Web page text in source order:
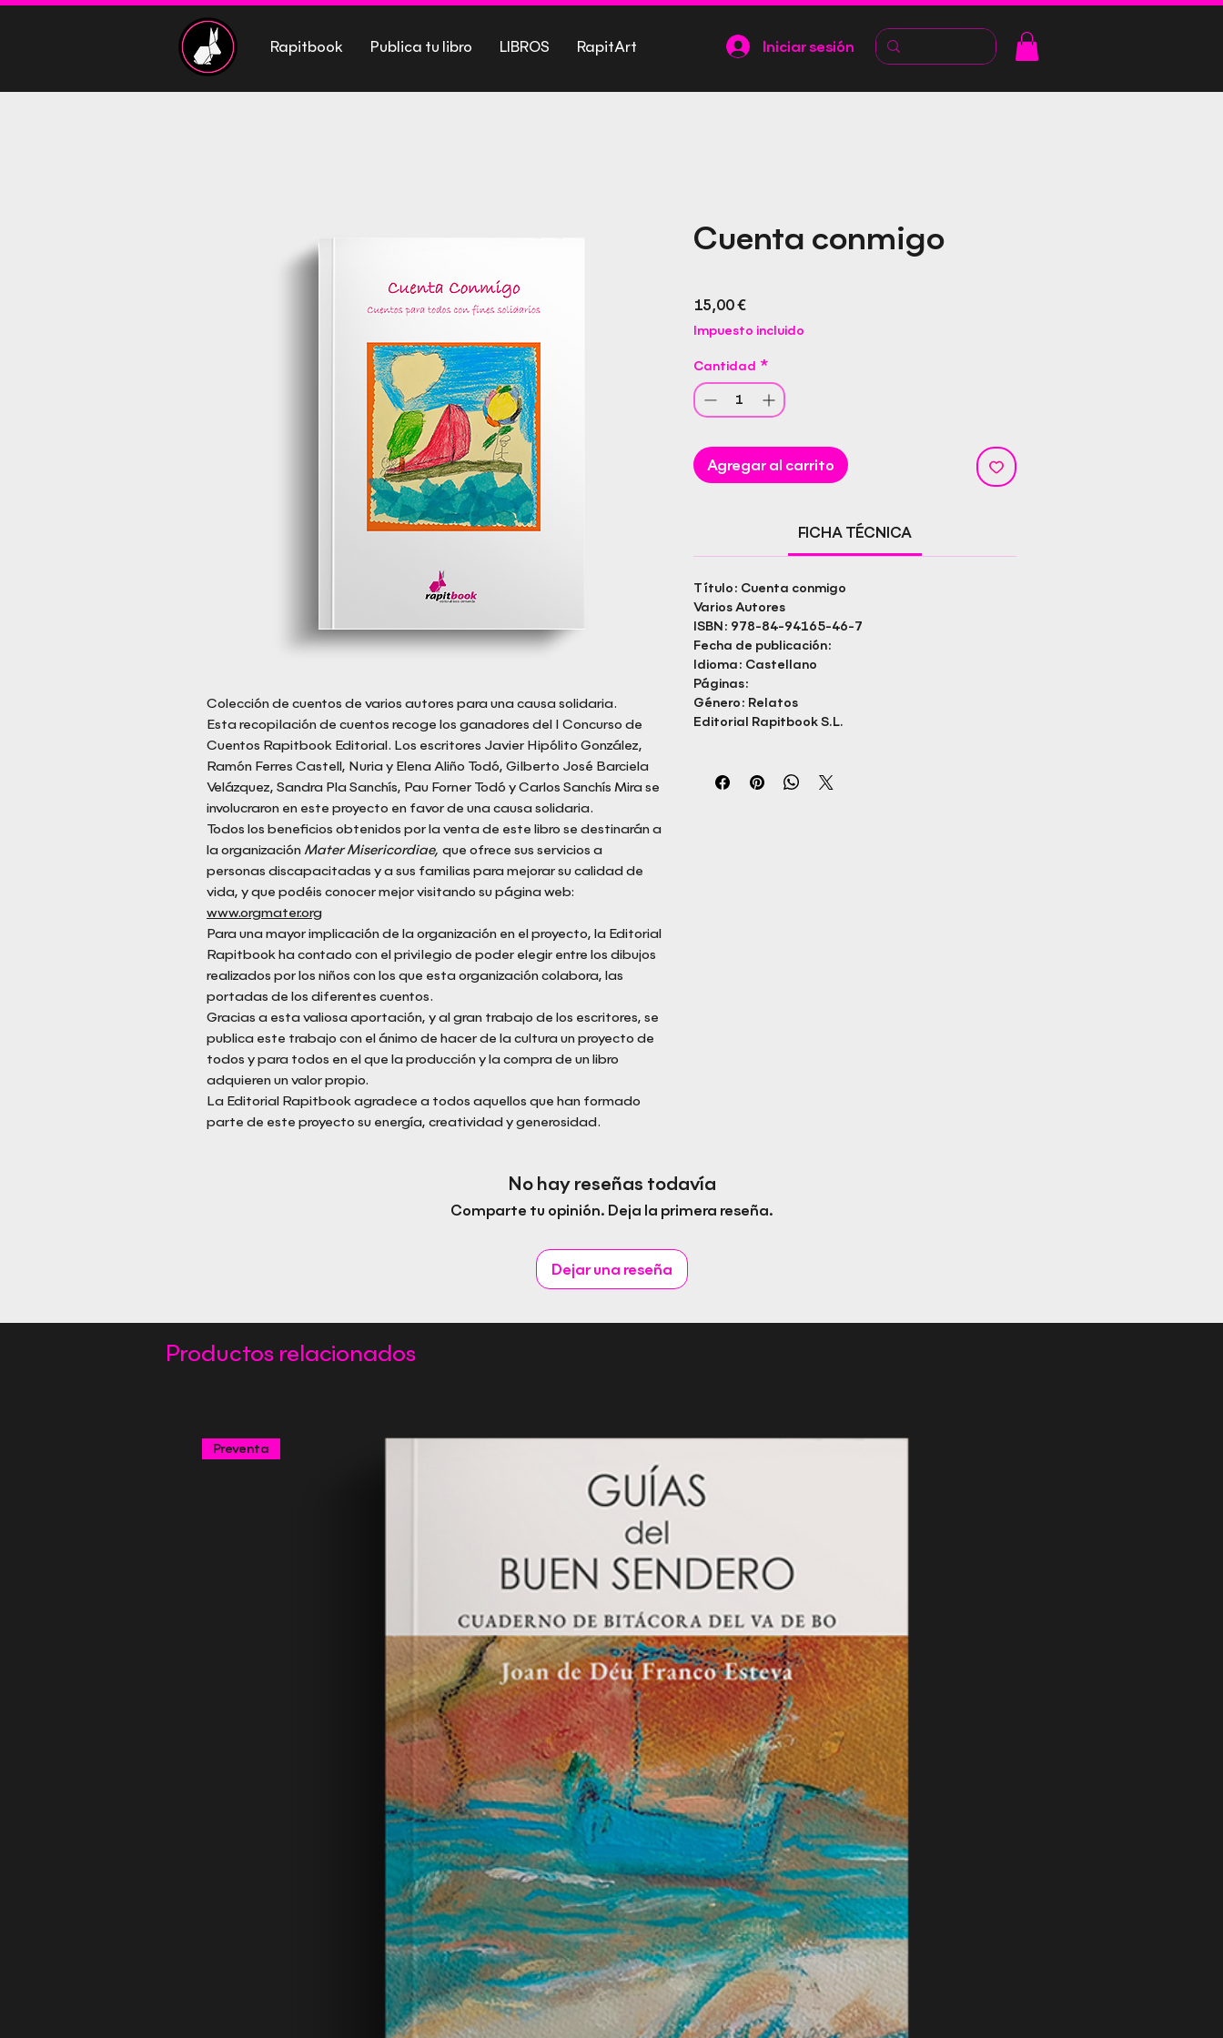
Rapitbook Publica tu libro LIBROS RapitArt Iniciar sesión
Colección de cuentos de varios autores para una causa solidaria.
Esta recopilación de cuentos recoge los ganadores del I Concurso de
Cuentos Rapitbook Editorial. Los escritores Javier Hipólito González,
Ramón Ferres Castell, Nuria y Elena Aliño Todó, Gilberto José Barciela
Velázquez, Sandra Pla Sanchís, Pau Forner Todó y Carlos Sanchís Mira se
involucraron en este proyecto en favor de una causa solidaria.
Todos los beneficios obtenidos por la venta de este libro se destinarán a
la organización Mater Misericordiae, que ofrece sus servicios a
personas discapacitadas y a sus familias para mejorar su calidad de
vida, y que podéis conocer mejor visitando su página web:
www.orgmater.org
Para una mayor implicación de la organización en el proyecto, la Editorial
Rapitbook ha contado con el privilegio de poder elegir entre los dibujos
realizados por los niños con los que esta organización colabora, las
portadas de los diferentes cuentos.
Gracias a esta valiosa aportación, y al gran trabajo de los escritores, se
publica este trabajo con el ánimo de hacer de la cultura un proyecto de
todos y para todos en el que la producción y la compra de un libro
adquieren un valor propio.
La Editorial Rapitbook agradece a todos aquellos que han formado
parte de este proyecto su energía, creatividad y generosidad.
Cuenta conmigo
15,00 €Precio
Impuesto incluido
Cantidad *
Agregar al carrito
FICHA TÉCNICA
Título: Cuenta conmigo
Varios Autores
ISBN: 978-84-94165-46-7
Fecha de publicación:
Idioma: Castellano
Páginas:
Género: Relatos
Editorial Rapitbook S.L.
No hay reseñas todavía
Comparte tu opinión. Deja la primera reseña.
Dejar una reseña
Productos relacionados
Preventa